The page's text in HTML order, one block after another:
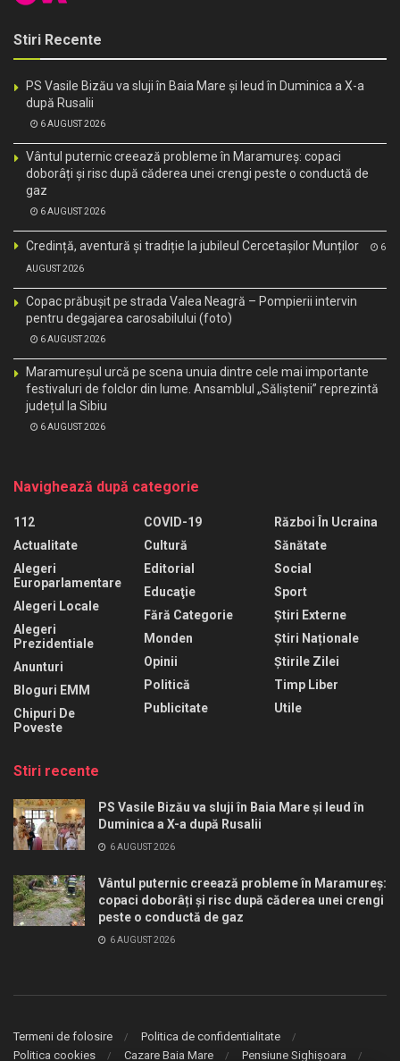
Stiri Recente
PS Vasile Bizău va sluji în Baia Mare și Ieud în Duminica a X-a
după Rusalii
6 AUGUST 2026
Vântul puternic creează probleme în Maramureș: copaci
doborâți și risc după căderea unei crengi peste o conductă de
gaz
6 AUGUST 2026
Credință, aventură și tradiție la jubileul Cercetașilor Munților 6
AUGUST 2026
Copac prăbușit pe strada Valea Neagră – Pompierii intervin
pentru degajarea carosabilului (foto)
6 AUGUST 2026
Maramureșul urcă pe scena unuia dintre cele mai importante
festivaluri de folclor din lume. Ansamblul „Săliștenii” reprezintă
județul la Sibiu
6 AUGUST 2026
Navighează după categorie
112
Actualitate
Alegeri
Europarlamentare
Alegeri Locale
Alegeri
Prezidentiale
Anunturi
Bloguri EMM
Chipuri De
Poveste
COVID-19
Cultură
Editorial
Educaţie
Fără Categorie
Monden
Opinii
Politică
Publicitate
Război În Ucraina
Sănătate
Social
Sport
Știri Externe
Știri Naționale
Știrile Zilei
Timp Liber
Utile
Stiri recente
PS Vasile Bizău va sluji în Baia Mare și Ieud în
Duminica a X-a după Rusalii
6 AUGUST 2026
Vântul puternic creează probleme în Maramureș:
copaci doborâți și risc după căderea unei crengi
peste o conductă de gaz
6 AUGUST 2026
Termeni de folosire
Politica de confidentialitate
Politica cookies
Cazare Baia Mare Pensiune Sighișoara